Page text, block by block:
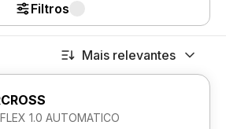
Filtros
Mais relevantes
1.0 AUTOMATICO